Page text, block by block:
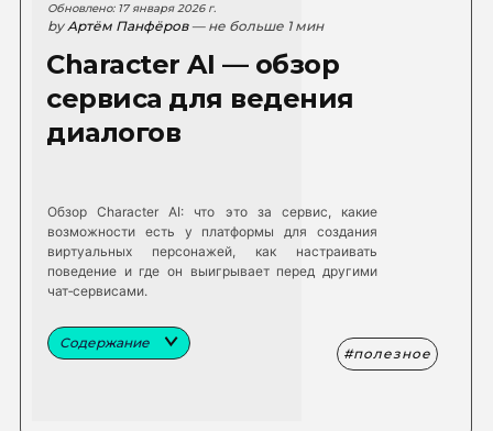
Обновлено: 17 января 2026 г.
byАртём Панфёров — не больше 1 мин
Character AI — обзор
сервиса для ведения
диалогов
Обзор Character AI: что это за сервис, какие
возможности есть у платформы для создания
виртуальных персонажей, как настраивать
поведение и где он выигрывает перед другими
чат‑сервисами.
Содержание
полезное